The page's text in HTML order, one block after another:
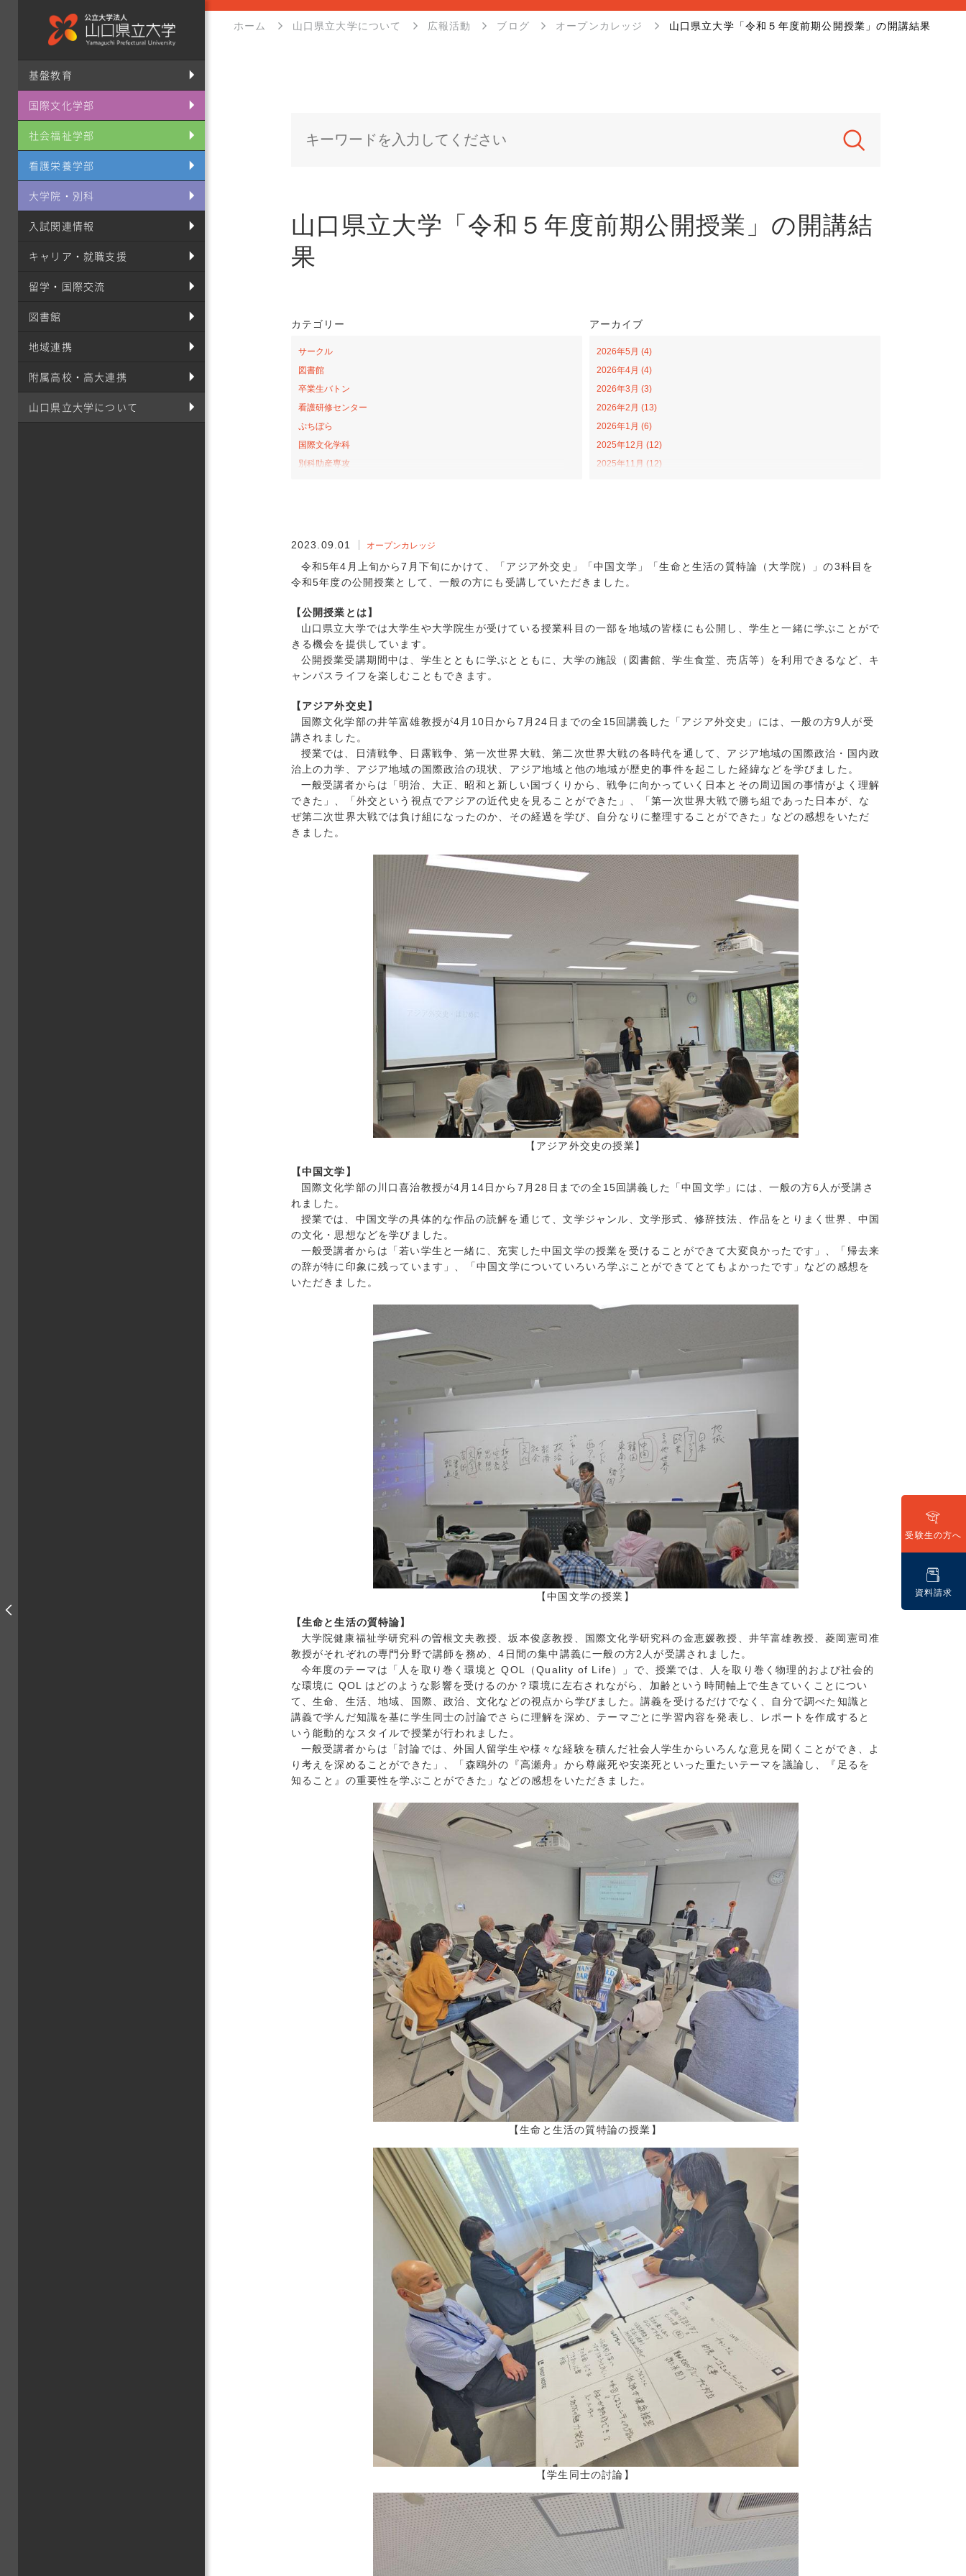
基盤教育
国際文化学部
社会福祉学部
看護栄養学部
大学院・別科
入試関連情報
キャリア・就職支援
留学・国際交流
図書館
地域連携
附属高校・高大連携
山口県立大学について
ホーム 山口県立大学について 広報活動 ブログ オープンカレッジ 山口県立大学「令和５年度前期公開授業」の開講結果
山口県立大学「令和５年度前期公開授業」の開講結
果
カテゴリー
サークル
図書館
卒業生バトン
看護研修センター
ぷちぼら
国際文化学科
別科助産専攻
山口-ナバラ コラボ広場
社会福祉学科
課外活動
栄養学科
食育戦隊ゴハンジャー
インターンシップ
情報社会学科
グローバル
卒業生
大学院
教育
地域貢献
学生活動
キャリア
アーカイブ
2026年5月 (4)
2026年4月 (4)
2026年3月 (3)
2026年2月 (13)
2026年1月 (6)
2025年12月 (12)
2025年11月 (12)
2025年4月 (4)
2025年1月 (7)
2024年8月 (15)
2024年6月 (8)
2024年5月 (7)
2024年4月 (5)
2024年3月 (1)
2024年1月 (4)
2023年12月 (15)
2023年11月 (13)
2023年10月 (10)
2023年9月 (7)
2023年8月 (13)
2023年7月 (10)
2023年6月 (7)
2023年4月 (7)
2023年3月 (9)
2023年2月 (7)
2023年1月 (8)
2022年12月 (16)
2022年11月 (13)
2022年10月 (7)
2022年7月 (15)
2022年4月 (7)
2022年3月 (11)
2022年1月 (8)
2021年9月 (7)
2021年7月 (8)
2021年6月 (8)
2021年5月 (6)
2021年4月 (2)
2021年3月 (8)
2021年2月 (5)
2021年1月 (7)
2020年12月 (3)
2020年11月 (5)
2020年10月 (3)
2020年9月 (3)
2020年7月 (1)
2020年3月 (3)
2020年2月 (4)
2020年1月 (2)
2019年12月 (5)
2019年10月 (5)
2019年9月 (2)
2019年7月 (12)
2019年5月 (5)
2019年4月 (4)
2019年3月 (1)
2019年2月 (2)
2018年12月 (9)
2018年11月 (4)
2018年10月 (4)
2018年9月 (3)
2018年8月 (8)
2018年7月 (10)
2018年6月 (3)
2023.09.01 オープンカレッジ
令和5年4月上旬から7月下旬にかけて、「アジア外交史」「中国文学」「生命と生活の質特論（大学院）」の3科目を
令和5年度の公開授業として、一般の方にも受講していただきました。
【公開授業とは】
山口県立大学では大学生や大学院生が受けている授業科目の一部を地域の皆様にも公開し、学生と一緒に学ぶことがで
きる機会を提供しています。
公開授業受講期間中は、学生とともに学ぶとともに、大学の施設（図書館、学生食堂、売店等）を利用できるなど、キ
ャンパスライフを楽しむこともできます。
【アジア外交史】
国際文化学部の井竿富雄教授が4月10日から7月24日までの全15回講義した「アジア外交史」には、一般の方9人が受
講されました。
授業では、日清戦争、日露戦争、第一次世界大戦、第二次世界大戦の各時代を通して、アジア地域の国際政治・国内政
治上の力学、アジア地域の国際政治の現状、アジア地域と他の地域が歴史的事件を起こした経緯などを学びました。
一般受講者からは「明治、大正、昭和と新しい国づくりから、戦争に向かっていく日本とその周辺国の事情がよく理解
できた」、「外交という視点でアジアの近代史を見ることができた」、「第一次世界大戦で勝ち組であった日本が、な
ぜ第二次世界大戦では負け組になったのか、その経過を学び、自分なりに整理することができた」などの感想をいただ
きました。
【アジア外交史の授業】
【中国文学】
国際文化学部の川口喜治教授が4月14日から7月28日までの全15回講義した「中国文学」には、一般の方6人が受講さ
れました。
授業では、中国文学の具体的な作品の読解を通じて、文学ジャンル、文学形式、修辞技法、作品をとりまく世界、中国
の文化・思想などを学びました。
一般受講者からは「若い学生と一緒に、充実した中国文学の授業を受けることができて大変良かったです」、「帰去来
の辞が特に印象に残っています」、「中国文学についていろいろ学ぶことができてとてもよかったです」などの感想を
いただきました。
【中国文学の授業】
【生命と生活の質特論】
大学院健康福祉学研究科の曽根文夫教授、坂本俊彦教授、国際文化学研究科の金恵媛教授、井竿富雄教授、菱岡憲司准
教授がそれぞれの専門分野で講師を務め、4日間の集中講義に一般の方2人が受講されました。
今年度のテーマは「人を取り巻く環境と QOL（Quality of Life）」で、授業では、人を取り巻く物理的および社会的
な環境に QOL はどのような影響を受けるのか？環境に左右されながら、加齢という時間軸上で生きていくことについ
て、生命、生活、地域、国際、政治、文化などの視点から学びました。講義を受けるだけでなく、自分で調べた知識と
講義で学んだ知識を基に学生同士の討論でさらに理解を深め、テーマごとに学習内容を発表し、レポートを作成すると
いう能動的なスタイルで授業が行われました。
一般受講者からは「討論では、外国人留学生や様々な経験を積んだ社会人学生からいろんな意見を聞くことができ、よ
り考えを深めることができた」、「森鴎外の『高瀬舟』から尊厳死や安楽死といった重たいテーマを議論し、『足るを
知ること』の重要性を学ぶことができた」などの感想をいただきました。
【生命と生活の質特論の授業】
【学生同士の討論】
受験生の方へ
資料請求